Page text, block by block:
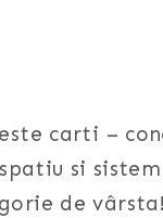
carti –
si
de vârsta!